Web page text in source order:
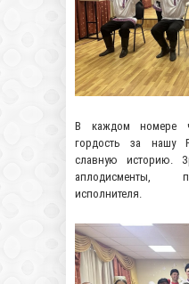
В каждом номере
гордость за нашу
славную историю.
аплодисменты,
исполнителя.